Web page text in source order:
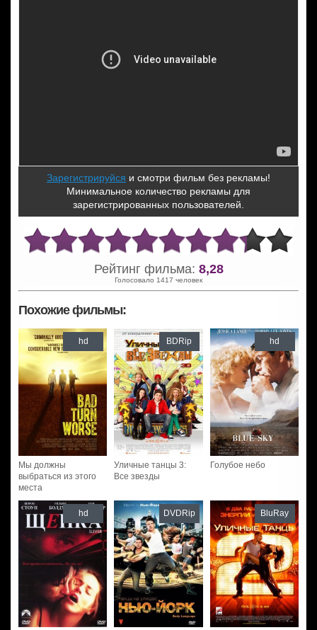
Зарегистрируйся и смотри фильм без рекламы!
Минимальное количество рекламы для
зарегистрированных пользователей.
Рейтинг фильма: 8,28
Голосовало 1417 человек
Похожие фильмы:
Мы должны
выбраться из этого
места
hd
Уличные танцы 3:
Все звезды
BDRip
Голубое небо
hd
hd DVDRip BluRay